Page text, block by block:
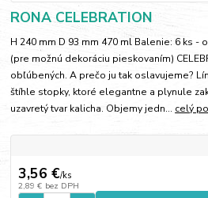
RONA CELEBRATION
H 240 mm D 93 mm 470 ml Balenie: 6 ks -
(pre možnú dekoráciu pieskovaním)
obľúbených. A prečo ju tak oslavujeme?
štíhle stopky, ktoré elegantne a plynule
uzavretý tvar kalicha. Objemy jedn... celý
3,56 €/ks
2,89 € bez DPH